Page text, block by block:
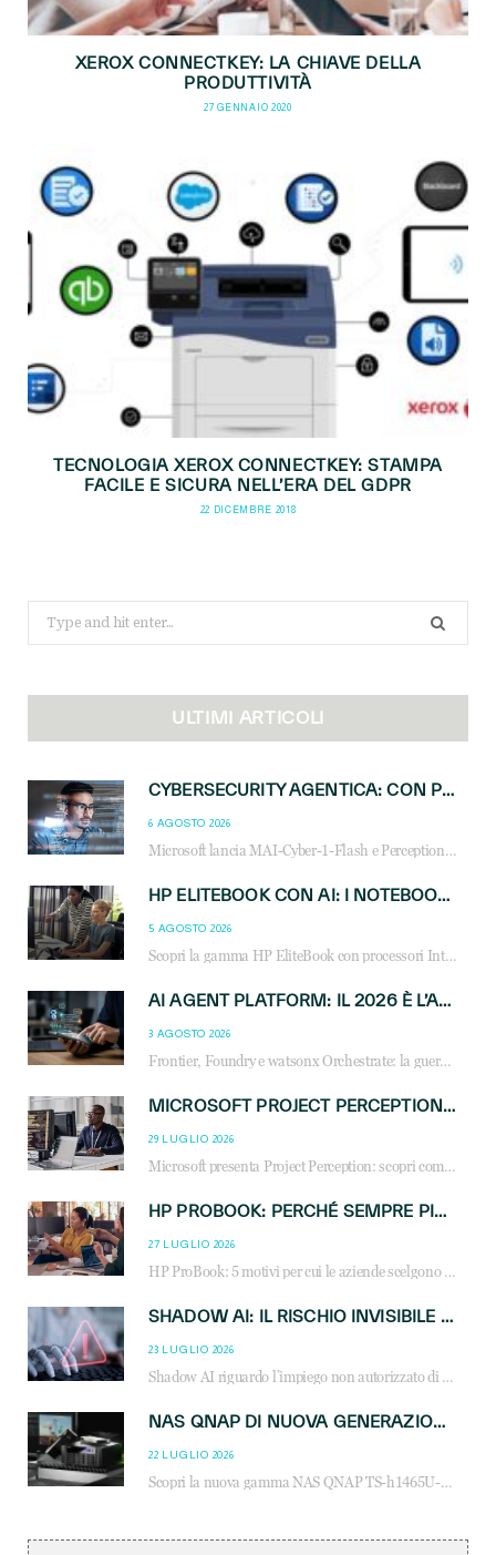
XEROX CONNECTKEY: LA CHIAVE DELLA
PRODUTTIVITÀ
27 GENNAIO 2020
TECNOLOGIA XEROX CONNECTKEY: STAMPA
FACILE E SICURA NELL’ERA DEL GDPR
22 DICEMBRE 2018
Search
for:
ULTIMI ARTICOLI
CYBERSECURITY AGENTICA: CON PERCEPTION E MAI-CYBER-1-FLASH MICROSOFT APRE NUOVI SERVIZI PER IL CANALE
6 AGOSTO 2026
Microsoft lancia MAI-Cyber-1-Flash e Perception: cybersecurity agentica in preview dal 3 novembre. Cosa cambia per MSP, system integrator e reseller.
HP ELITEBOOK CON AI: I NOTEBOOK BUSINESS INTELLIGENTI CHE TRASFORMANO PRODUTTIVITÀ, SICUREZZA E LAVORO IBRIDO
5 AGOSTO 2026
Scopri la gamma HP EliteBook con processori Intel® Core™ Ultra e AMD Ryzen™ AI. Notebook business progettati per aumentare la produttività, migliorare la collaborazione e garantire sicurezza avanzata in ufficio e in mobilità.
AI AGENT PLATFORM: IL 2026 È L’ANNO DEL «SISTEMA OPERATIVO» PER GLI AGENTI AZIENDALI
3 AGOSTO 2026
Frontier, Foundry e watsonx Orchestrate: la guerra delle piattaforme AI agent ridisegna il mercato IT. Cosa cambia per reseller, MSP e system integrator.
MICROSOFT PROJECT PERCEPTION: COME GLI AGENTI AI CAMBIERANNO SOC, CYBERSECURITY E SERVIZI MSP
29 LUGLIO 2026
Microsoft presenta Project Perception: scopri come gli agenti AI possono trasformare cybersecurity, SOC e servizi gestiti degli MSP.
HP PROBOOK: PERCHÉ SEMPRE PIÙ AZIENDE SCELGONO NOTEBOOK PROGETTATI PER IL LAVORO MODERNO
27 LUGLIO 2026
HP ProBook: 5 motivi per cui le aziende scelgono i notebook business HP per migliorare produttività, sicurezza e gestione dell’AI.
SHADOW AI: IL RISCHIO INVISIBILE CHE LE AZIENDE POSSONO GOVERNARE
23 LUGLIO 2026
Shadow AI riguardo l’impiego non autorizzato di sistemi AI all’interno dell’azienda. E’ una pratica che si diffonde a partire dai dipendenti fino ai dirigenti e mette a repentaglio la cybersecurity, con costi più elevati per le organizzazioni. Due recenti report illustrano il fenomeno e forniscono dati in merito
NAS QNAP DI NUOVA GENERAZIONE: PIÙ PRESTAZIONI, SCALABILITÀ E PROTEZIONE DEI DATI PER LE INFRASTRUTTURE IT MODERNE
22 LUGLIO 2026
Scopri la nuova gamma NAS QNAP TS-h1465U-RP, TS-h1065eU e TS-h665U: storage aziendale con ZFS, DDR5, E1.S NVMe e connettività 2.5GbE per backup, virtualizzazione e cybersecurity.